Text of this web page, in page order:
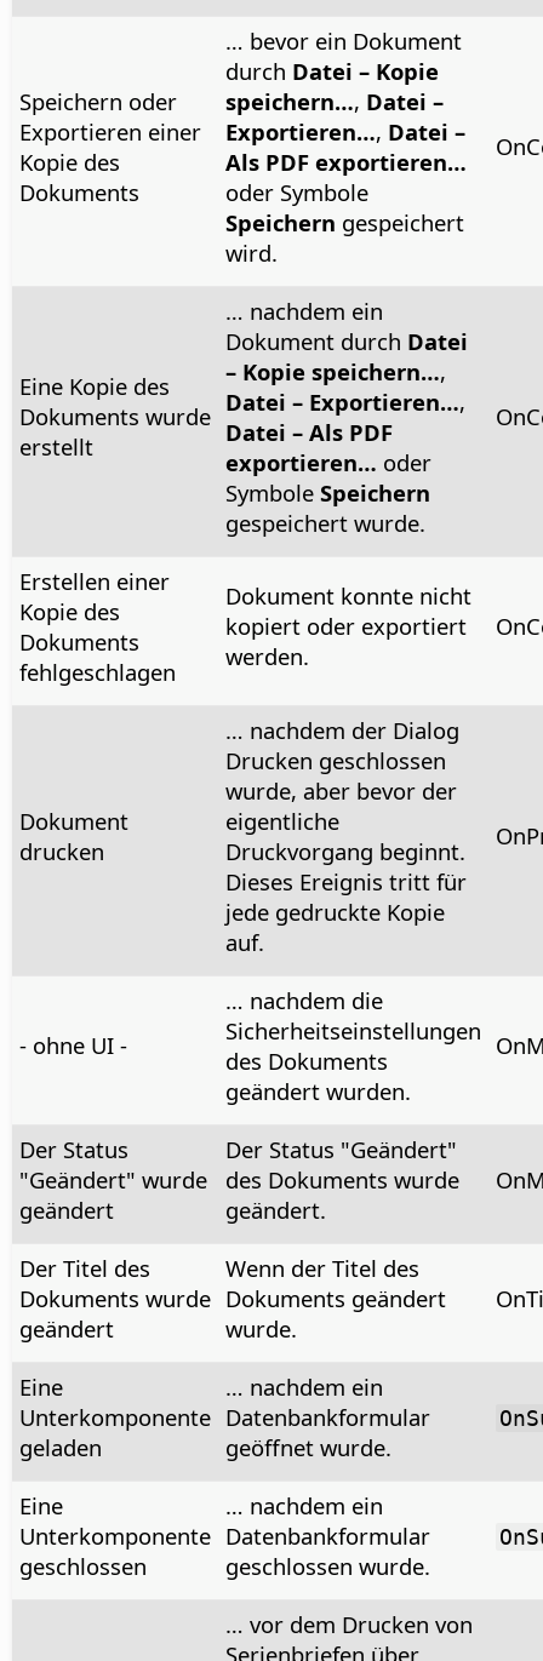
Speichern oder
Exportieren einer
Kopie des
Dokuments
… bevor ein Dokument
durch Datei – Kopie
speichern…, Datei –
Exportieren…, Datei –
Als PDF exportieren…
oder Symbole
Speichern gespeichert
wird.
Eine Kopie des
Dokuments wurde
erstellt
… nachdem ein
Dokument durch Datei
– Kopie speichern…,
Datei – Exportieren…,
Datei – Als PDF
exportieren… oder
Symbole Speichern
gespeichert wurde.
Erstellen einer
Kopie des
Dokuments
fehlgeschlagen
Dokument konnte nicht
kopiert oder exportiert
werden.
Dokument
drucken
… nachdem der Dialog
Drucken geschlossen
wurde, aber bevor der
eigentliche
Druckvorgang beginnt.
Dieses Ereignis tritt für
jede gedruckte Kopie
auf.
- ohne UI -
… nachdem die
Sicherheitseinstellungen
des Dokuments
geändert wurden.
Der Status
"Geändert" wurde
geändert
Der Status "Geändert"
des Dokuments wurde
geändert.
Der Titel des
Dokuments wurde
geändert
Wenn der Titel des
Dokuments geändert
wurde.
Eine
Unterkomponente
geladen
… nachdem ein
Datenbankformular
geöffnet wurde.
Eine
Unterkomponente
geschlossen
… nachdem ein
Datenbankformular
geschlossen wurde.
… vor dem Drucken von
Serienbriefen über